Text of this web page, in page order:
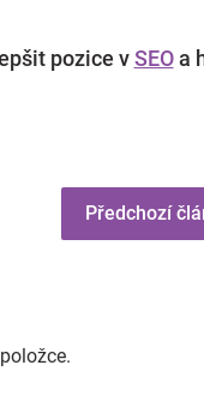
pozice vSEOa
Předchozí